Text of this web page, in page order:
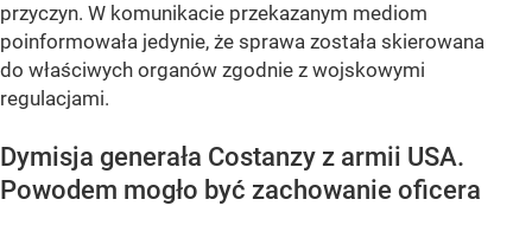
przyczyn. W komunikacie przekazanym mediom
poinformowała jedynie, że sprawa została skierowana
do właściwych organów zgodnie z wojskowymi
regulacjami.
Dymisja generała Costanzy z armii USA.
Powodem mogło być zachowanie oficera